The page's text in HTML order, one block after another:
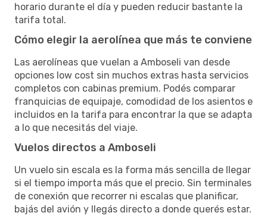
horario durante el día y pueden reducir bastante la
tarifa total.
Cómo elegir la aerolínea que más te conviene
Las aerolíneas que vuelan a Amboseli van desde
opciones low cost sin muchos extras hasta servicios
completos con cabinas premium. Podés comparar
franquicias de equipaje, comodidad de los asientos e
incluidos en la tarifa para encontrar la que se adapta
a lo que necesitás del viaje.
Vuelos directos a Amboseli
Un vuelo sin escala es la forma más sencilla de llegar
si el tiempo importa más que el precio. Sin terminales
de conexión que recorrer ni escalas que planificar,
bajás del avión y llegás directo a donde querés estar.